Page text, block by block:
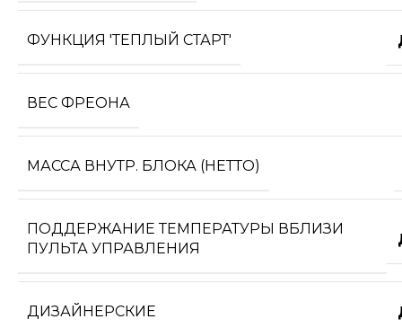
ФУНКЦИЯ 'ТЕПЛЫЙ СТАРТ'
ВЕС ФРЕОНА
МАССА ВНУТР. БЛОКА (НЕТТО)
ПОДДЕРЖАНИЕ ТЕМПЕРАТУРЫ ВБЛИЗИ
ПУЛЬТА УПРАВЛЕНИЯ
ДИЗАЙНЕРСКИЕ